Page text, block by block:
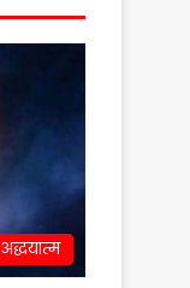
अद्धयात्म